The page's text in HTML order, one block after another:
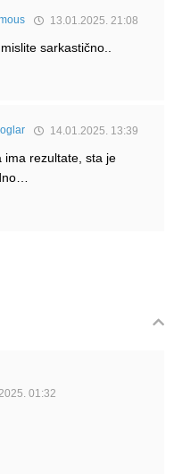
13.01.2025. 21:08
sarkastično..
14.01.2025. 13:39
ima rezultate, sta je
01:32